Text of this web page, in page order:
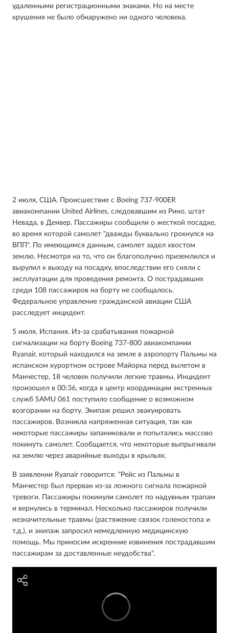
удаленными регистрационными знаками. Но на месте
крушения не было обнаружено ни одного человека.
2 июля, США. Происшествие с Boeing 737-900ER
авиакомпании United Airlines, следовавшим из Рино, штат
Невада, в Денвер. Пассажиры сообщили о жесткой посадке,
во время которой самолет "дважды буквально грохнулся на
ВПП". По имеющимся данным, самолет задел хвостом
землю. Несмотря на то, что он благополучно приземлился и
вырулил к выходу на посадку, впоследствии его сняли с
эксплуатации для проведения ремонта. О пострадавших
среди 108 пассажиров на борту не сообщалось.
Федеральное управление гражданской авиации США
расследует инцидент.
5 июля, Испания. Из-за срабатывания пожарной
сигнализации на борту Boeing 737-800 авиакомпании
Ryanair, который находился на земле в аэропорту Пальмы на
испанском курортном острове Майорка перед вылетом в
Манчестер, 18 человек получили легкие травмы. Инцидент
произошел в 00:36, когда в центр координации экстренных
служб SAMU 061 поступило сообщение о возможном
возгорании на борту. Экипаж решил эвакуировать
пассажиров. Возникла напряженная ситуация, так как
некоторые пассажиры запаниковали и попытались массово
покинуть самолет. Сообщается, что некоторые выпрыгивали
на землю через аварийные выходы в крыльях.
В заявлении Ryanair говорится: "Рейс из Пальмы в
Манчестер был прерван из-за ложного сигнала пожарной
тревоги. Пассажиры покинули самолет по надувным трапам
и вернулись в терминал. Несколько пассажиров получили
незначительные травмы (растяжение связок голеностопа и
т.д.), и экипаж запросил немедленную медицинскую
помощь. Мы приносим искренние извинения пострадавшим
пассажирам за доставленные неудобства".